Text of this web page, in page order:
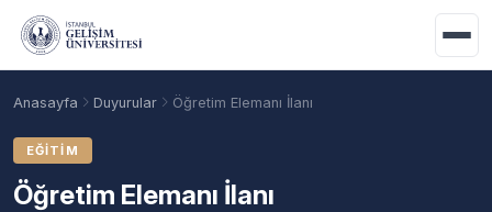
Ana içeriğe geç
Anasayfa Duyurular Öğretim Elemanı İlanı
EĞITIM
Öğretim Elemanı İlanı